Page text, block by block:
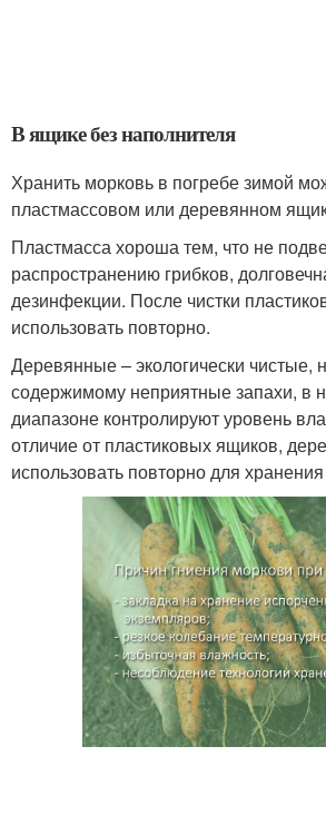
В ящике без наполнителя
Хранить морковь в погребе зимой
пластмассовом или деревянном
Пластмасса хороша тем, что не
распространению грибков,
дезинфекции. После чистки
использовать повторно.
Деревянные – экологически чистые,
содержимому неприятные запахи, в
диапазоне контролируют уровень
отличие от пластиковых ящиков,
использовать повторно для